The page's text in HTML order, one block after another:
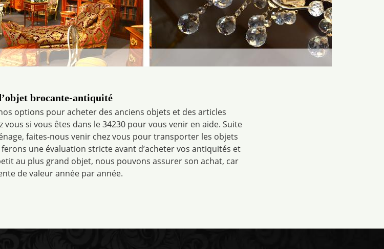
brocante-antiquité
options pour acheter des anciens objets et des articles
si vous êtes dans le 34230 pour vous venir en aide. Suite
faites-nous venir chez vous pour transporter les objets
une évaluation stricte avant d’acheter vos antiquités et
au plus grand objet, nous pouvons assurer son achat, car
de valeur année par année.